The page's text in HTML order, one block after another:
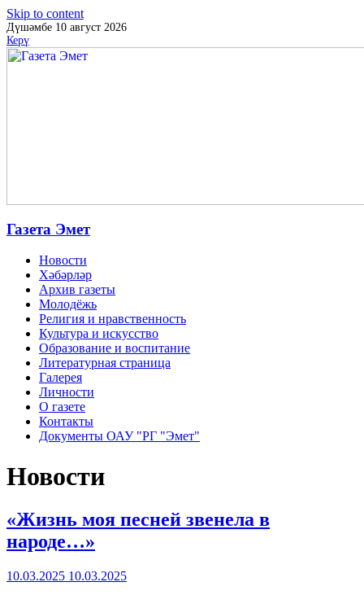
Skip to content
Дүшәмбе 10 август 2026
Керү
Газета Эмет
Новости
Хәбәрләр
Архив газеты
Молодёжь
Религия и нравственность
Культура и искусство
Образование и воспитание
Литературная страница
Галерея
Личности
О газете
Контакты
Документы ОАУ "РГ "Эмет"
Новости
«Жизнь моя песней звенела в
народе…»
10.03.2025 10.03.2025